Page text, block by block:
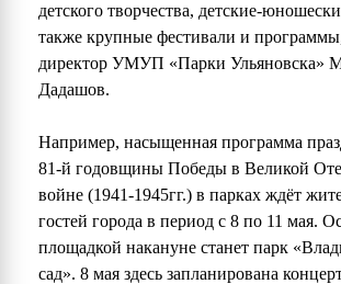
детского творчества, детские-
также крупные фестивали и программы,
директор УМУП «Парки Ульяновска»
Дадашов.
Например, насыщенная программа
81-й годовщины Победы в Великой
войне (1941-1945гг.) в парках ждёт
гостей города в период с 8 по 11 мая.
площадкой накануне станет парк
сад». 8 мая здесь запланирована